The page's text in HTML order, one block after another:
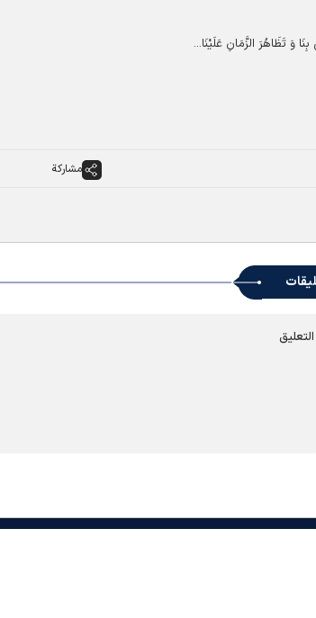
وَ تَظَاهُرَ الزَّمَانِ عَلَیْنَا...
مشاركة